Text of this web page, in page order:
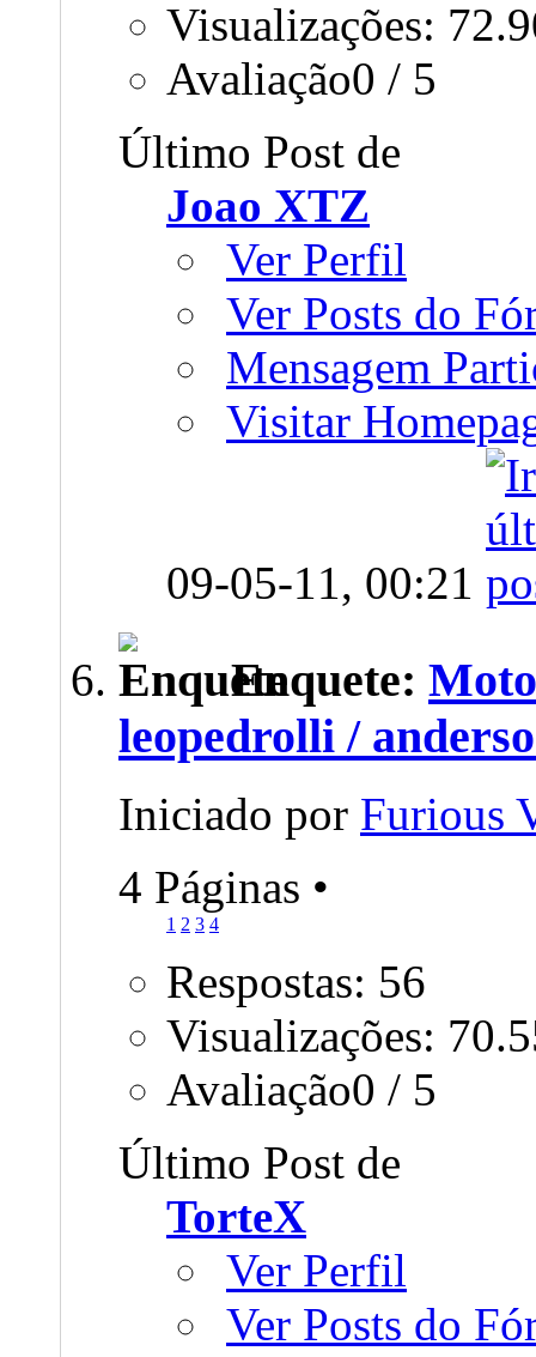
Visualizações:
Avaliação0 / 5
Último Post de
Joao XTZ
Ver Perfil
Ver Posts do
Mensagem
Visitar
09-05-11, 00:21
Enquete:
leopedrolli /
Iniciado por Furious
4 Páginas •
1 2 3 4
Respostas: 56
Visualizações:
Avaliação0 / 5
Último Post de
TorteX
Ver Perfil
Ver Posts do